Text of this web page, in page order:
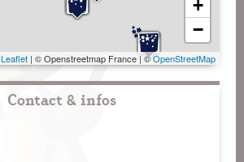
+
−
Leaflet | © Openstreetmap France | ©OpenStreetMap
Contact & infos